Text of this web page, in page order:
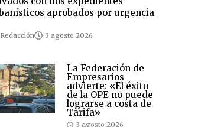
aprobados por urgencia
Redacción 3 agosto 2026
La Federación de
Empresarios
advierte: «El éxito
de la OPE no puede
lograrse a costa de
Tarifa»
3 agosto 2026